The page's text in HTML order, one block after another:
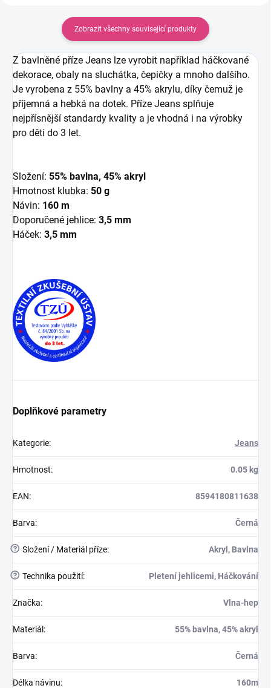
Zobrazit všechny související produkty
Z bavlněné příze Jeans lze vyrobit například háčkované
dekorace, obaly na sluchátka, čepičky a mnoho dalšího.
Je vyrobena z 55% bavlny a 45% akrylu, díky čemuž je
příjemná a hebká na dotek. Příze Jeans splňuje
nejpřísnější standardy kvality a je vhodná i na výrobky
pro děti do 3 let.
Složení: 55% bavlna, 45% akryl
Hmotnost klubka: 50 g
Návin: 160 m
Doporučené jehlice: 3,5 mm
Háček: 3,5 mm
Doplňkové parametry
Kategorie: Jeans
Hmotnost: 0.05 kg
EAN: 8594180811638
Barva: Černá
? Složení / Materiál příze: Akryl, Bavlna
? Technika použití: Pletení jehlicemi, Háčkování
Značka: Vlna-hep
Materiál : 55% bavlna, 45% akryl
Barva: Černá
Délka návinu: 160m